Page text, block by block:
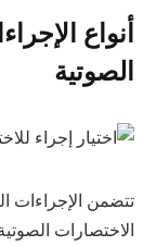
أنواع
الصوتية
تتضمن الإجراءات
الاختصارات